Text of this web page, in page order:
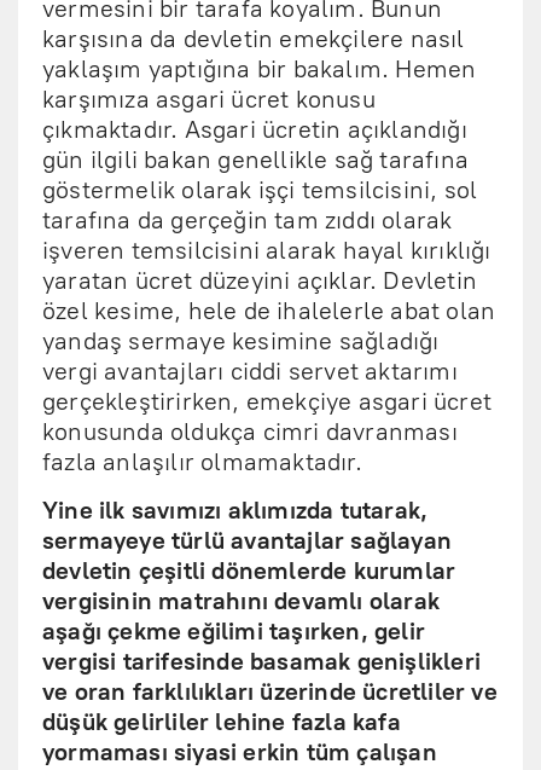
vermesini bir tarafa koyalım. Bunun
karşısına da devletin emekçilere nasıl
yaklaşım yaptığına bir bakalım. Hemen
karşımıza asgari ücret konusu
çıkmaktadır. Asgari ücretin açıklandığı
gün ilgili bakan genellikle sağ tarafına
göstermelik olarak işçi temsilcisini, sol
tarafına da gerçeğin tam zıddı olarak
işveren temsilcisini alarak hayal kırıklığı
yaratan ücret düzeyini açıklar. Devletin
özel kesime, hele de ihalelerle abat olan
yandaş sermaye kesimine sağladığı
vergi avantajları ciddi servet aktarımı
gerçekleştirirken, emekçiye asgari ücret
konusunda oldukça cimri davranması
fazla anlaşılır olmamaktadır.
Yine ilk savımızı aklımızda tutarak,
sermayeye türlü avantajlar sağlayan
devletin çeşitli dönemlerde kurumlar
vergisinin matrahını devamlı olarak
aşağı çekme eğilimi taşırken, gelir
vergisi tarifesinde basamak genişlikleri
ve oran farklılıkları üzerinde ücretliler ve
düşük gelirliler lehine fazla kafa
yormaması siyasi erkin tüm çalışan